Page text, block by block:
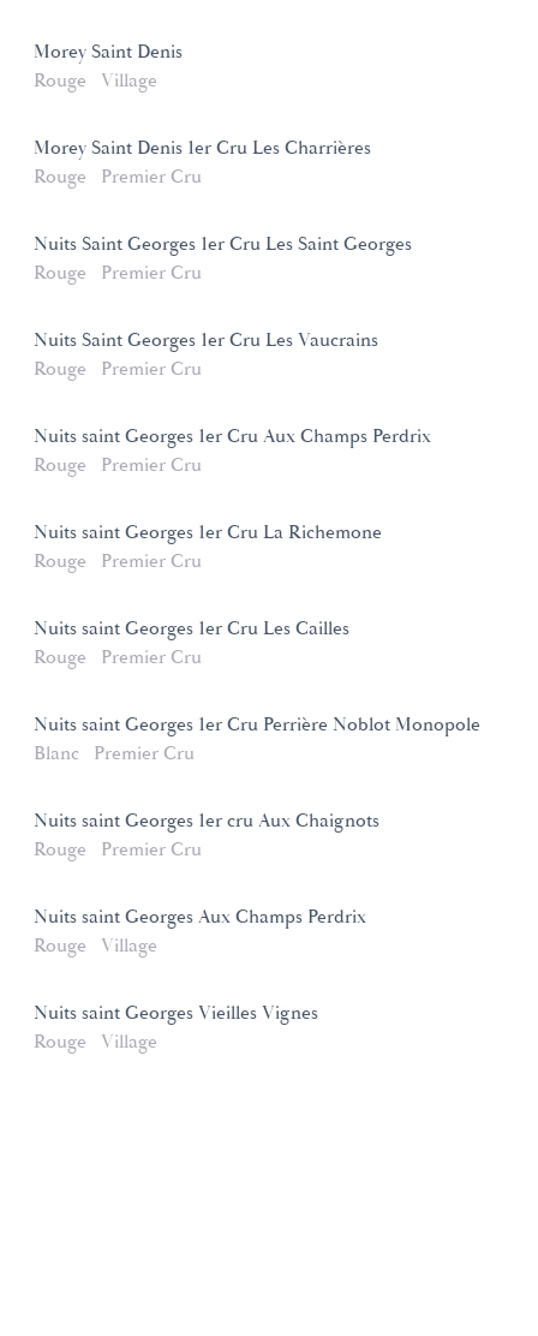
Morey Saint Denis
Rouge
Village
Morey Saint Denis 1er Cru Les Charrières
Rouge
Premier Cru
Nuits Saint Georges 1er Cru Les Saint Georges
Rouge
Premier Cru
Nuits Saint Georges 1er Cru Les Vaucrains
Rouge
Premier Cru
Nuits saint Georges 1er Cru Aux Champs Perdrix
Rouge
Premier Cru
Nuits saint Georges 1er Cru La Richemone
Rouge
Premier Cru
Nuits saint Georges 1er Cru Les Cailles
Rouge
Premier Cru
Nuits saint Georges 1er Cru Perrière Noblot Monopole
Blanc
Premier Cru
Nuits saint Georges 1er cru Aux Chaignots
Rouge
Premier Cru
Nuits saint Georges Aux Champs Perdrix
Rouge
Village
Nuits saint Georges Vieilles Vignes
Rouge
Village